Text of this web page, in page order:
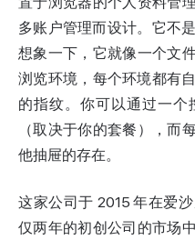
多账户管理而设计。它不
想象一下，它就像一个文
浏览环境，每个环境都有
的指纹。你可以通过一
（取决于你的套餐），而
他抽屉的存在。
这家公司于 2015 年在爱
仅两年的初创公司的市场